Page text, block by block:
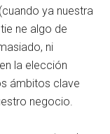
ya nuestra
ne algo de
ni
la elección
ámbitos clave
negocio.